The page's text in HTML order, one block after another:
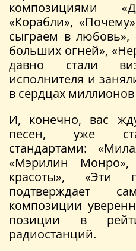
композициями
«Корабли»,
сыграем в любовь»,
больших огней»,
давно стали
исполнителя и
в сердцах
И, конечно, вас
песен, уже
стандартами:
«Мэрилин Монро»,
красоты», «Эти
подтверждает
композиции
позиции в
радиостанций.